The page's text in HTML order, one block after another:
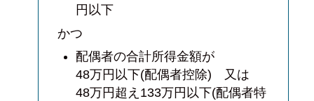
円以下
かつ
配偶者の合計所得金額が
48万円以下(配偶者控除) 又は
48万円超え133万円以下(配偶者特